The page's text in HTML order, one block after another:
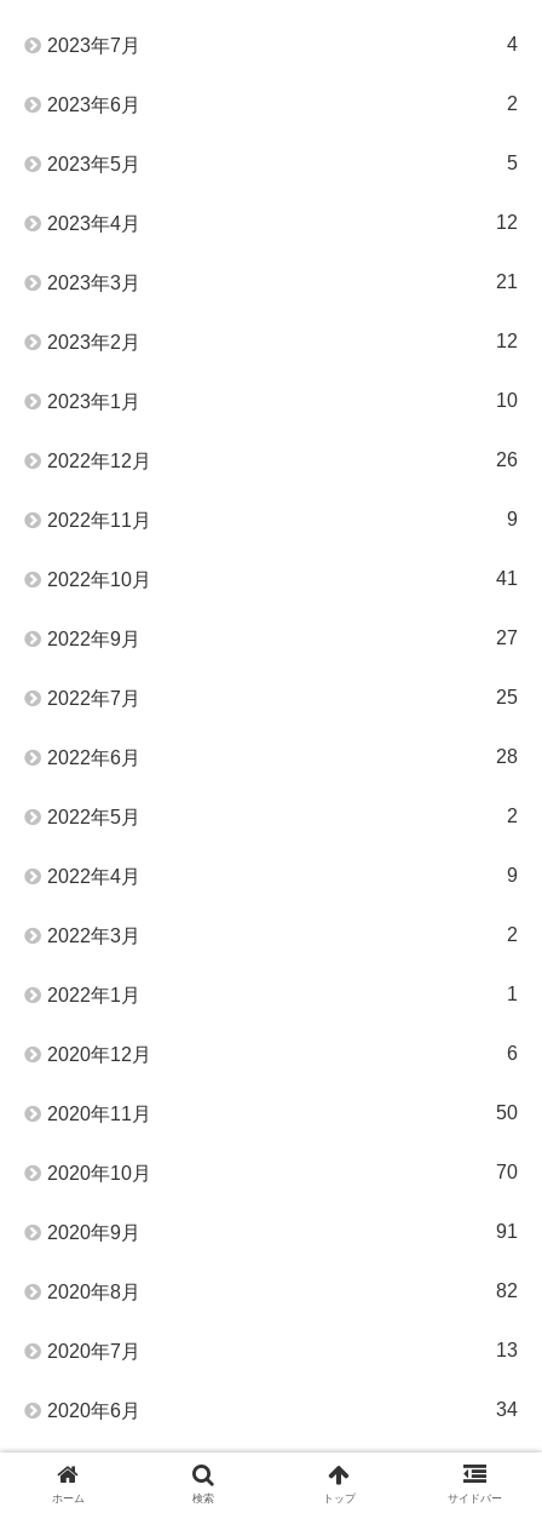
2023年7月 4
2023年6月 2
2023年5月 5
2023年4月 12
2023年3月 21
2023年2月 12
2023年1月 10
2022年12月 26
2022年11月 9
2022年10月 41
2022年9月 27
2022年7月 25
2022年6月 28
2022年5月 2
2022年4月 9
2022年3月 2
2022年1月 1
2020年12月 6
2020年11月 50
2020年10月 70
2020年9月 91
2020年8月 82
2020年7月 13
2020年6月 34
2020年5月
ホーム 検索 トップ サイドバー